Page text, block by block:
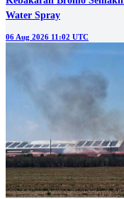
Water Spray
06 Aug 2026 11:02 UTC